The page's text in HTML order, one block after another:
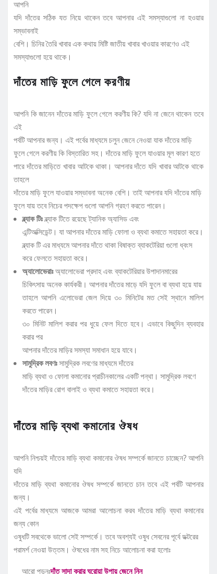
আপনি
যদি দাঁতের সঠিক যত নিয়ে থাকেন তবে আপনার এই সমস্যাগুলো না হওয়ার
সম্ভাবনাই
বেশি। চিনির তৈরি খাবার এক কথায় মিষ্টি জাতীয় খাবার খাওয়ার কারণেও এই
সমস্যাগুলো হয়ে থাকে।
দাঁতের মাড়ি ফুলে গেলে করণীয়
আপনি কি জানেন দাঁতের মাড়ি ফুলে গেলে করণীয় কি? যদি না জেনে থাকেন তবে
এই
পর্বটি আপনার জন্য। এই পর্বের মাধ্যমে চলুন জেনে নেওয়া যাক দাঁতের মাড়ি
ফুলে গেলে করণীয় কি বিস্তারিত সহ। দাঁতের মাড়ি ফুলে যাওয়ার মূল কারণ হতে
পারে দাঁতের মাড়িতে খাবার আটকে থাকা। আপনার দাঁতে যদি খাবার আটকে থাকে
তাহলে
দাঁতের মাড়ি ফুলে যাওয়ার সম্ভাবনা অনেক বেশি। তাই আপনার যদি দাঁতের মাড়ি
ফুলে যায় তবে নিচের পদক্ষেপ গুলো আপনি গ্রহণ করতে পারেন।
ব্ল্যাক টিঃব্ল্যাক টিতে রয়েছে ট্যানিক অ্যাসিড এবং
এন্টিঅক্সিডেন্ট। যা আপনার দাঁতের মাড়ি ফোলা ও ব্যথা কমাতে সহায়তা করে।
ব্ল্যাক টি এর মাধ্যমে আপনার দাঁতে থাকা বিষাক্ত ব্যাকটেরিয়া গুলো ধ্বংস
করে ফেলতে সহায়তা করে।
অ্যালোভেরাঃঅ্যালোভেরা প্রদাহ এবং ব্যাকটেরিয়ার উপাদানমারের
চিকিৎসায় অনেক কার্যকরী। আপনার দাঁতের মাড়ে যদি ফুলে বা ব্যথা হয়ে যায়
তাহলে আপনি এলোভেরা জেল দিয়ে ৩০ মিনিটের মত সেই স্থানে মালিশ
করতে পারেন।
৩০ মিনিট মালিশ করার পর ধুয়ে ফেল দিতে হবে। এভাবে কিছুদিন ব্যবহার
করার পর
আপনার দাঁতের মাড়ির সমস্যা সমাধান হয়ে যাবে।
সামুদ্রিক লবণঃসামুদ্রিক লবণের মাধ্যমে দাঁতের
মাড়ি ব্যথা ও ফোলা কমানোর প্রাচীনকালের একটি পন্থা। সামুদ্রিক লবণে
দাঁতের মাড়ির রোগ বালাই ও ব্যথা কমাতে সহায়তা করে।
দাঁতের মাড়ি ব্যথা কমানোর ঔষধ
আপনি নিশ্চয়ই দাঁতের মাড়ি ব্যথা কমানোর ঔষধ সম্পর্কে জানতে চাচ্ছেন? আপনি
যদি
দাঁতের মাড়ি ব্যথা কমানোর ঔষধ সম্পর্কে জানতে চান তবে এই পর্বটি আপনার
জন্য।
এই পর্বের মাধ্যমে আজকে আমরা আলোচনা করব দাঁতের মাড়ি ব্যথা কমানোর
জন্য কোন
ওষুধটি সবথেকে ভালো সেই সম্পর্কে। তবে অবশ্যই ওষুধ সেবনের পূর্বে ডক্টরের
পরামর্শ নেওয়া উত্তম। ঔষধের নাম সহ নিচে আলোচনা করা হলোঃ
আরো পড়ুনঃদাঁত সাদা করার ঘরোয়া উপায় জেনে নিন